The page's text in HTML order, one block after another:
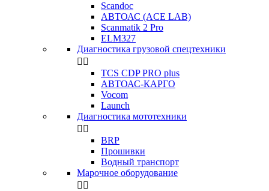
Scandoc
АВТОАС (ACE LAB)
Scanmatik 2 Pro
ELM327
Диагностика грузовой спецтехники
 
TCS CDP PRO plus
АВТОАС-КАРГО
Vocom
Launch
Диагностика мототехники
 
BRP
Прошивки
Водный транспорт
Марочное оборудование
 